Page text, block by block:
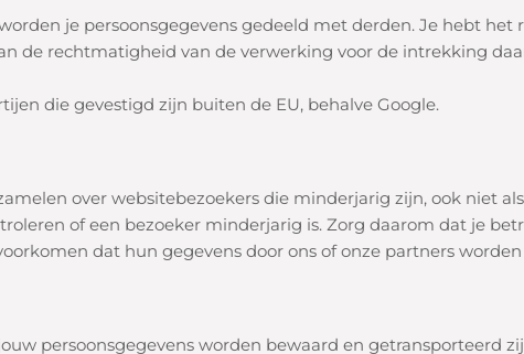
je persoonsgegevens gedeeld met derden. Je hebt het
de rechtmatigheid van de verwerking voor de intrekking
die gevestigd zijn buiten de EU, behalve Google.
over websitebezoekers die minderjarig zijn, ook niet
of een bezoeker minderjarig is. Zorg daarom dat je
dat hun gegevens door ons of onze partners
persoonsgegevens worden bewaard en getransporteerd